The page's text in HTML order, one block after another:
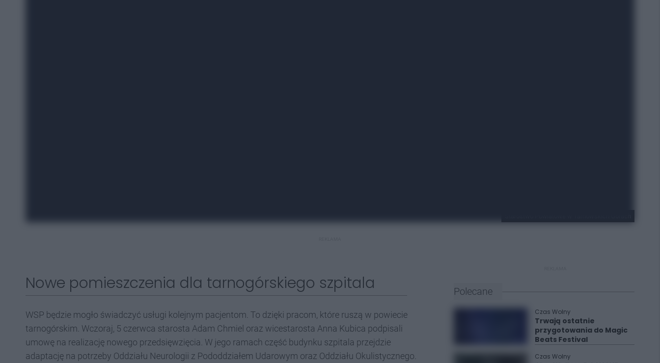
Nowe pomieszczenia dla tarnogórskiego szpitala
WSP będzie mogło świadczyć usługi kolejnym pacjentom. To dzięki pracom, które ruszą w powiecie
tarnogórskim. Wczoraj, 5 czerwca starosta Adam Chmiel oraz wicestarosta Anna Kubica podpisali
umowę na realizację nowego przedsięwzięcia. W jego ramach część budynku szpitala przejdzie
adaptację na potrzeby Oddziału Neurologii z Pododdziałem Udarowym oraz Oddziału Okulistycznego.
Polecane
Czas Wolny
Trwają ostatnie
przygotowania do Magic
Beats Festival
Czas Wolny